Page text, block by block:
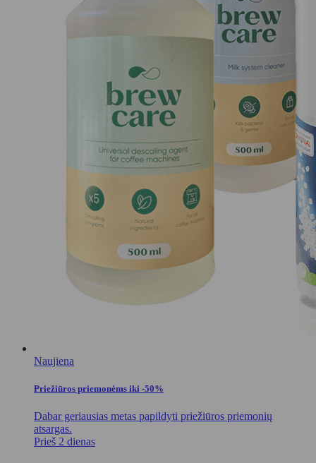
Naujiena
Priežiūros priemonėms iki -50%
Dabar geriausias metas papildyti priežiūros priemonių
atsargas.
Prieš 2 dienas